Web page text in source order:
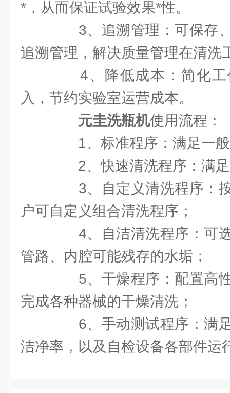
*，从而保证试验效果*性。
3、追溯管理：可保存、
追溯管理，解决质量管理在清洗
4、降低成本：简化工
入，节约实验室运营成本。
元圭洗瓶机使用流程：
1、标准程序：满足一般
2、快速清洗程序：满足
3、自定义清洗程序：按
户可自定义组合清洗程序；
4、自洁清洗程序：可选
管路、内腔可能残存的水垢；
5、干燥程序：配置高性
完成各种器械的干燥清洗；
6、手动测试程序：满足
洁净率，以及自检设备各部件运